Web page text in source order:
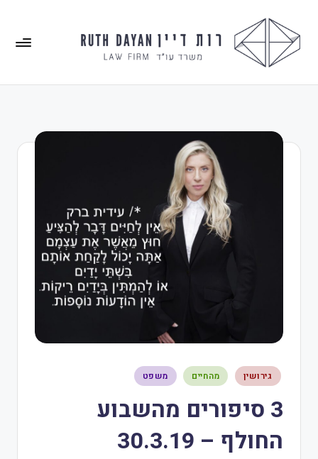
גירושין מהחיים משפט
3 סיפורים מהשבוע
החולף – 30.3.19